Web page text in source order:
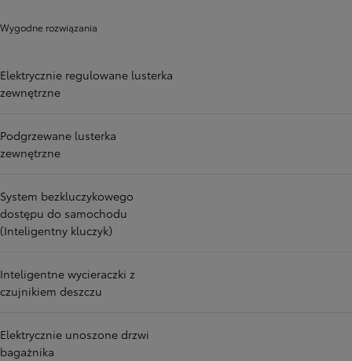
Wygodne rozwiązania
Elektrycznie regulowane lusterka
zewnętrzne
Podgrzewane lusterka
zewnętrzne
System bezkluczykowego
dostępu do samochodu
(Inteligentny kluczyk)
Inteligentne wycieraczki z
czujnikiem deszczu
Elektrycznie unoszone drzwi
bagażnika